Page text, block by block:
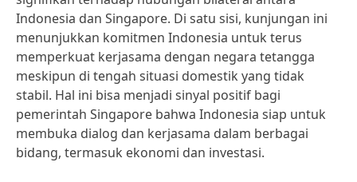
Indonesia dan Singapore. Di satu sisi, kunjungan ini
menunjukkan komitmen Indonesia untuk terus
memperkuat kerjasama dengan negara tetangga
meskipun di tengah situasi domestik yang tidak
stabil. Hal ini bisa menjadi sinyal positif bagi
pemerintah Singapore bahwa Indonesia siap untuk
membuka dialog dan kerjasama dalam berbagai
bidang, termasuk ekonomi dan investasi.